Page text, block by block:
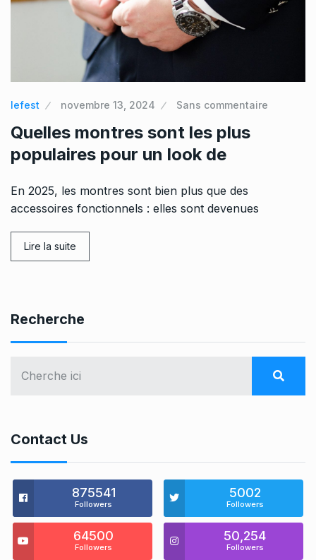
lefest novembre 13, 2024 Sans commentaire
Quelles montres sont les plus
populaires pour un look de
En 2025, les montres sont bien plus que des
accessoires fonctionnels : elles sont devenues
Lire la suite
Recherche
Contact Us
875541
Followers
5002
Followers
64500
Followers
50,254
Followers